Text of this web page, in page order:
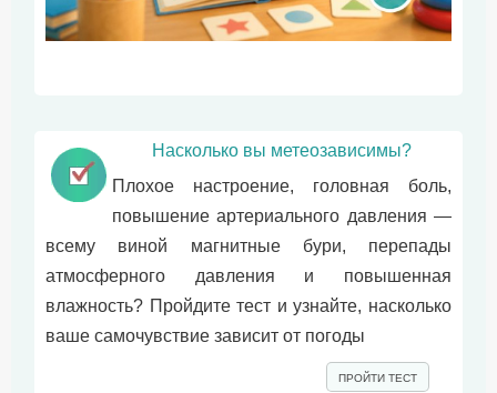
Насколько вы метеозависимы?
Плохое настроение, головная боль,
повышение артериального давления —
всему виной магнитные бури, перепады
атмосферного давления и повышенная
влажность? Пройдите тест и узнайте, насколько
ваше самочувствие зависит от погоды
ПРОЙТИ ТЕСТ